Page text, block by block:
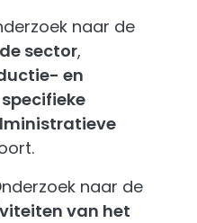
naar de
sector,
en
specifieke
naar de
van het